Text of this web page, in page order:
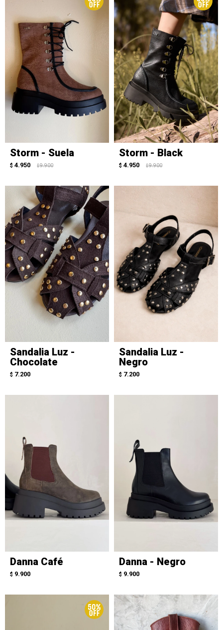
Storm - Suela
$ 4.950 $ 9.900
Storm - Black
$ 4.950 $ 9.900
Sandalia Luz -
Chocolate
$ 7.200
Sandalia Luz -
Negro
$ 7.200
Danna Café
$ 9.900
Danna - Negro
$ 9.900